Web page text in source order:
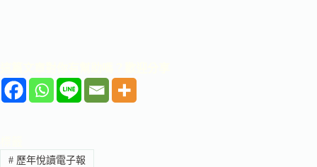
#歷年悅讀電子報